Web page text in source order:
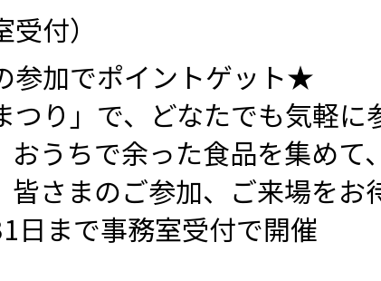
付）
参加でポイントゲット★
つり」で、どなたでも気軽
おうちで余った食品を集めて
さまのご参加、ご来場をお
日まで事務室受付で開催